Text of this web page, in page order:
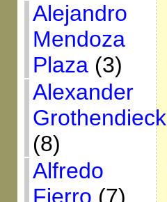
Alejandro
Mendoza
Plaza(3)
Alexander
Grothendieck
(8)
Alfredo
Fierro (7)